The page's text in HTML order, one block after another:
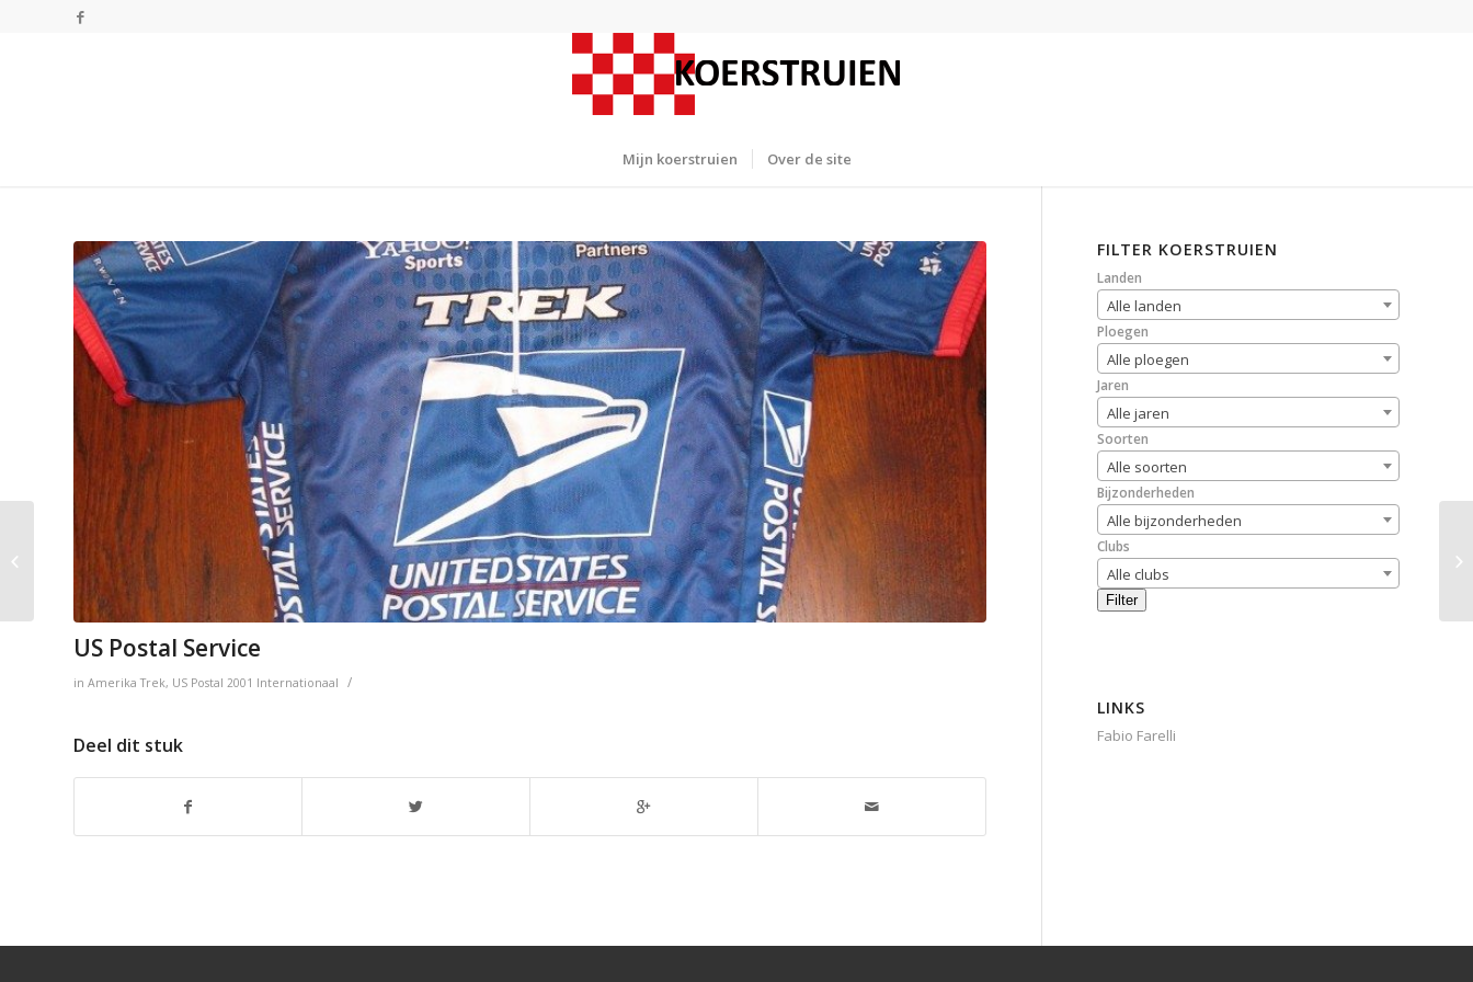
Mijn koerstruien Over de site
US Postal Service
in Amerika Trek, US Postal 2001 Internationaal /
Deel dit stuk
FILTER KOERSTRUIEN
Landen
Alle landen
Ploegen
Alle ploegen
Jaren
Alle jaren
Soorten
Alle soorten
Bijzonderheden
Alle bijzonderheden
Clubs
Alle clubs
Filter
LINKS
Fabio Farelli